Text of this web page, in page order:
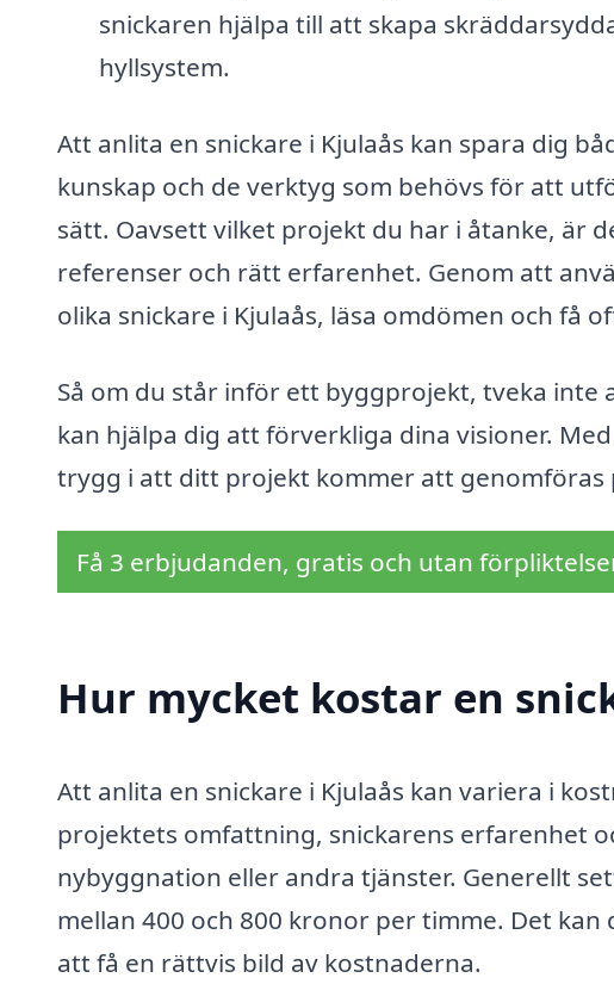
snickaren hjälpa till att skapa
hyllsystem.
Att anlita en snickare i Kjulaås kan spara dig
kunskap och de verktyg som behövs för att
sätt. Oavsett vilket projekt du har i åtanke, är
referenser och rätt erfarenhet. Genom att
olika snickare i Kjulaås, läsa omdömen och få
Så om du står inför ett byggprojekt, tveka
kan hjälpa dig att förverkliga dina visioner.
trygg i att ditt projekt kommer att genomföras
Få 3 erbjudanden, gratis och utan
Hur mycket kostar en
Att anlita en snickare i Kjulaås kan variera i
projektets omfattning, snickarens erfarenhet
nybyggnation eller andra tjänster. Generellt
mellan 400 och 800 kronor per timme. Det
att få en rättvis bild av kostnaderna.